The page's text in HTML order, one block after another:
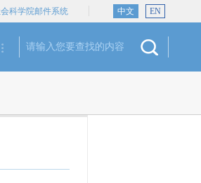
科学院邮件系统 中文 EN